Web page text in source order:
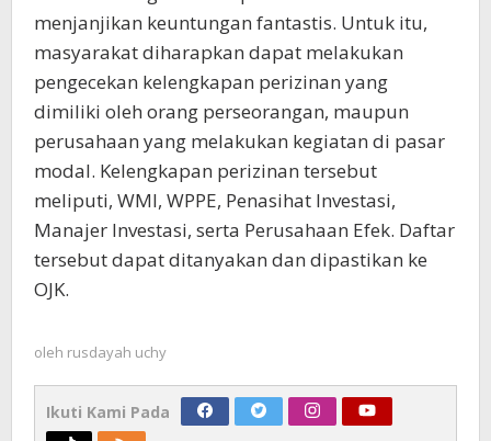
menjanjikan keuntungan fantastis. Untuk itu,
masyarakat diharapkan dapat melakukan
pengecekan kelengkapan perizinan yang
dimiliki oleh orang perseorangan, maupun
perusahaan yang melakukan kegiatan di pasar
modal. Kelengkapan perizinan tersebut
meliputi, WMI, WPPE, Penasihat Investasi,
Manajer Investasi, serta Perusahaan Efek. Daftar
tersebut dapat ditanyakan dan dipastikan ke
OJK.
oleh rusdayah uchy
Ikuti Kami Pada